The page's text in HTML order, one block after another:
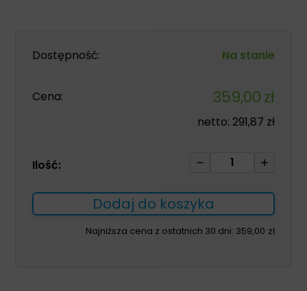
Dostępność: Na stanie
Cena: 359,00zł
netto: 291,87 zł
Ilość:
ilość
medyczny
GAIA
damski
Dodaj do koszyka
Najniższa cena z ostatnich 30 dni: 359,00 zł